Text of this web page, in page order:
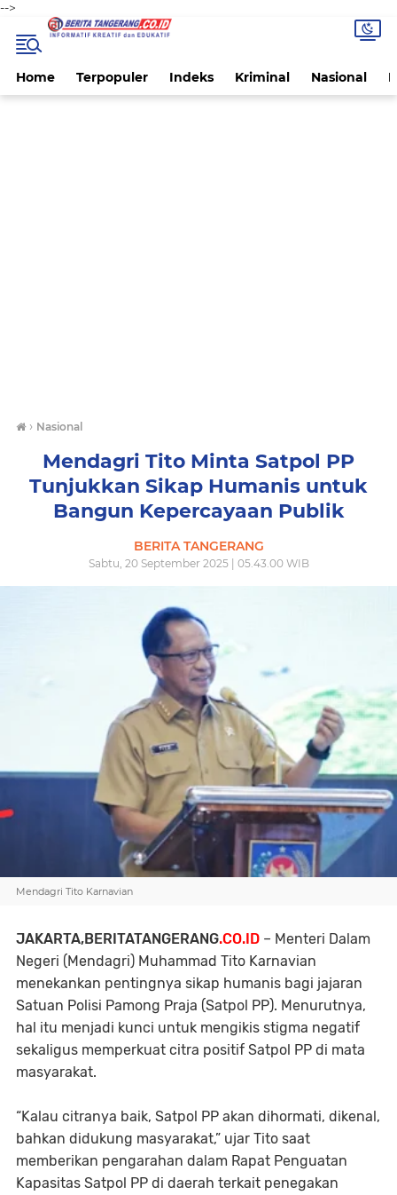
-->
Home Terpopuler Indeks Kriminal Nasional
› Nasional
Mendagri Tito Minta Satpol PP
Tunjukkan Sikap Humanis untuk
Bangun Kepercayaan Publik
BERITA TANGERANG
Sabtu, 20 September 2025 | 05.43.00 WIB
Mendagri Tito Karnavian
JAKARTA,BERITATANGERANG.CO.ID – Menteri Dalam
Negeri (Mendagri) Muhammad Tito Karnavian
menekankan pentingnya sikap humanis bagi jajaran
Satuan Polisi Pamong Praja (Satpol PP). Menurutnya,
hal itu menjadi kunci untuk mengikis stigma negatif
sekaligus memperkuat citra positif Satpol PP di mata
masyarakat.
“Kalau citranya baik, Satpol PP akan dihormati, dikenal,
bahkan didukung masyarakat,” ujar Tito saat
memberikan pengarahan dalam Rapat Penguatan
Kapasitas Satpol PP di daerah terkait penegakan